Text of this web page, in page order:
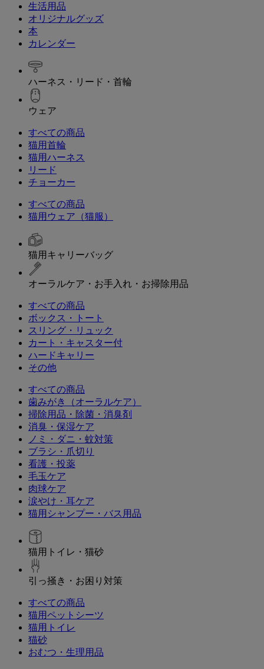
生活用品
オリジナルグッズ
本
カレンダー
ハーネス・リード・首輪
ウェア
すべての商品
猫用首輪
猫用ハーネス
リード
チョーカー
すべての商品
猫用ウェア（猫服）
猫用キャリーバッグ
オーラルケア・お手入れ・お掃除用品
すべての商品
ボックス・トート
スリング・リュック
カート・キャスター付
ハードキャリー
その他
すべての商品
歯みがき（オーラルケア）
掃除用品・除菌・消臭剤
消臭・保湿ケア
ノミ・ダニ・蚊対策
ブラシ・爪切り
看護・投薬
毛玉ケア
肉球ケア
涙やけ・耳ケア
猫用シャンプー・バス用品
猫用トイレ・猫砂
引っ掻き・お困り対策
すべての商品
猫用ペットシーツ
猫用トイレ
猫砂
おむつ・生理用品